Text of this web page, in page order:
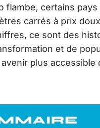
flambe, certains
carrés à prix
ce sont des
et de
avenir plus accessible